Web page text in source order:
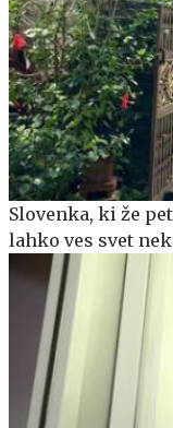
Slovenka, ki že
lahko ves svet